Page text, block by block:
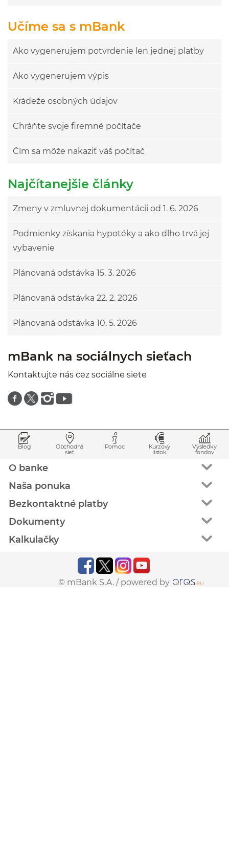
Učíme sa s mBank
Ako vygenerujem potvrdenie len jednej platby
Ako vygenerujem výpis
Krádeže osobných údajov
Chráňte svoje firemné počítače
Čím sa môže nakaziť váš počítač
Najčítanejšie články
Zmeny v zmluvnej dokumentácii od 1. 6. 2026
Podmienky získania hypotéky a ako dlho trvá jej
vybavenie
Plánovaná odstávka 15. 3. 2026
Plánovaná odstávka 22. 2. 2026
Plánovaná odstávka 10. 5. 2026
mBank na sociálnych sieťach
Kontaktujte nás cez sociálne siete
Znajdź nas na facebooku
Znajdź nas na twitterze
Znajdź nas na instagramie
Znajdź nas na youtube
Blog Obchodná
sieť
Pomoc Kurzový
lístok
Výsledky
fondov
O banke
Naša ponuka
Bezkontaktné platby
Dokumenty
Kalkulačky
© mBank S.A. / powered by